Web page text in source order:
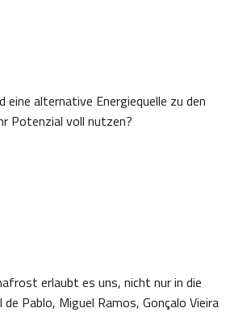
alternative Energiequelle zu den
Potenzial voll nutzen?
erlaubt es uns, nicht nur in die
Pablo, Miguel Ramos, Gonçalo Vieira